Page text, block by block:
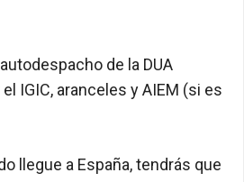
de la DUA
IGIC, aranceles y AIEM (si es
llegue a España, tendrás que